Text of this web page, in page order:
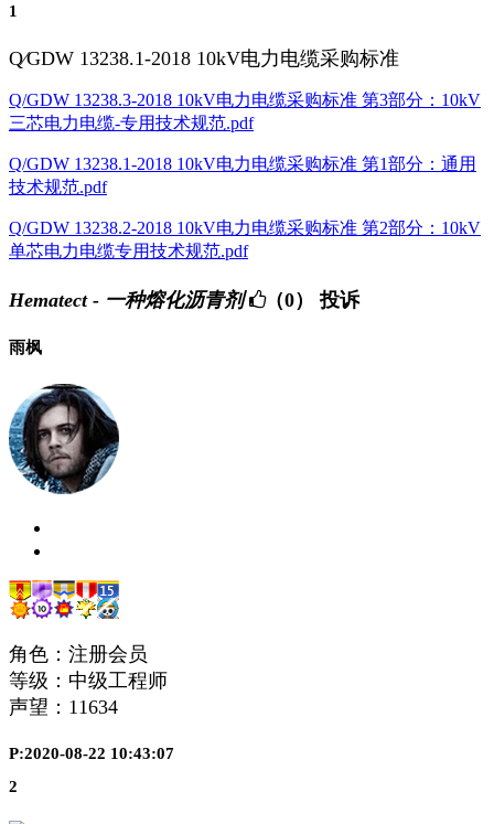
1
Q∕GDW 13238.1-2018 10kV电力电缆采购标准
Q/GDW 13238.3-2018 10kV电力电缆采购标准 第3部分：10kV
三芯电力电缆-专用技术规范.pdf
Q/GDW 13238.1-2018 10kV电力电缆采购标准 第1部分：通用
技术规范.pdf
Q/GDW 13238.2-2018 10kV电力电缆采购标准 第2部分：10kV
单芯电力电缆专用技术规范.pdf
Hematect - 一种熔化沥青剂 （0） 投诉
雨枫
角色：注册会员
等级：中级工程师
声望： 11634
P:2020-08-22 10:43:07
2